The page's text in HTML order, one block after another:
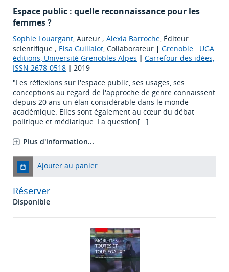
Espace public : quelle reconnaissance pour les
femmes ?
Sophie Louargant, Auteur ; Alexia Barroche, Éditeur
scientifique ; Elsa Guillalot, Collaborateur | Grenoble : UGA
éditions, Université Grenobles Alpes | Carrefour des idées,
ISSN 2678-0518 | 2019
"Les réflexions sur l'espace public, ses usages, ses
conceptions au regard de l'approche de genre connaissent
depuis 20 ans un élan considérable dans le monde
académique. Elles sont également au cœur du débat
politique et médiatique. La question[...]
Plus d'information...
Ajouter au panier
Réserver
Disponible